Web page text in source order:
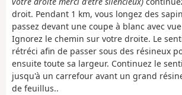
droit. Pendant 1 km, vous longez des
passez devant une coupe à blanc avec
Ignorez le chemin sur votre droite. Le
rétréci afin de passer sous des résineux
ensuite toute sa largeur. Continuez le
jusqu'à un carrefour avant un grand
de feuillus..